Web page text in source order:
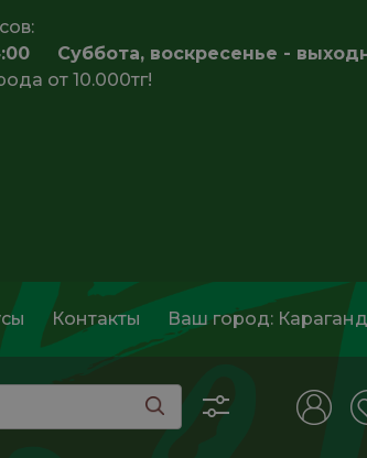
Суббота, воскресенье -
от 10.000тг!
Контакты Ваш город: